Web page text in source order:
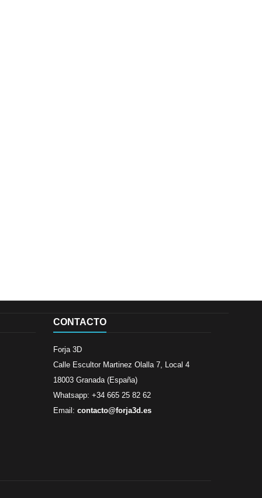
CONTACTO
Forja 3D
Calle Escultor Martinez Olalla 7, Local 4
18003 Granada (España)
Whatsapp: +34 665 25 82 62
Email: contacto@forja3d.es